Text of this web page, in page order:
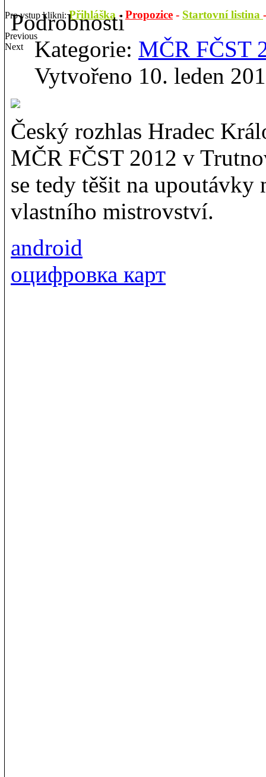
Pro vstup klikni:Přihláška -Propozice - Startovní listina
Previous
Next
Podrobnosti
Kategorie: MČR FČST
Vytvořeno 10. leden
Český rozhlas Hradec
MČR FČST 2012 v
se tedy těšit na
vlastního mistrovství.
android
оцифровка карт